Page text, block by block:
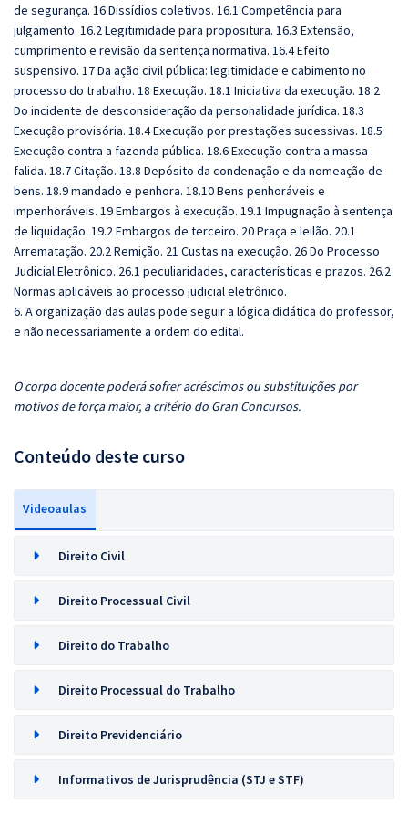
de segurança. 16 Dissídios coletivos. 16.1 Competência para
julgamento. 16.2 Legitimidade para propositura. 16.3 Extensão,
cumprimento e revisão da sentença normativa. 16.4 Efeito
suspensivo. 17 Da ação civil pública: legitimidade e cabimento no
processo do trabalho. 18 Execução. 18.1 Iniciativa da execução. 18.2
Do incidente de desconsideração da personalidade jurídica. 18.3
Execução provisória. 18.4 Execução por prestações sucessivas. 18.5
Execução contra a fazenda pública. 18.6 Execução contra a massa
falida. 18.7 Citação. 18.8 Depósito da condenação e da nomeação de
bens. 18.9 mandado e penhora. 18.10 Bens penhoráveis e
impenhoráveis. 19 Embargos à execução. 19.1 Impugnação à sentença
de liquidação. 19.2 Embargos de terceiro. 20 Praça e leilão. 20.1
Arrematação. 20.2 Remição. 21 Custas na execução. 26 Do Processo
Judicial Eletrônico. 26.1 peculiaridades, características e prazos. 26.2
Normas aplicáveis ao processo judicial eletrônico.
6. A organização das aulas pode seguir a lógica didática do professor,
e não necessariamente a ordem do edital.
O corpo docente poderá sofrer acréscimos ou substituições por
motivos de força maior, a critério do Gran Concursos.
Conteúdo deste curso
Videoaulas
Direito Civil
Direito Processual Civil
Direito do Trabalho
Direito Processual do Trabalho
Direito Previdenciário
Informativos de Jurisprudência (STJ e STF)